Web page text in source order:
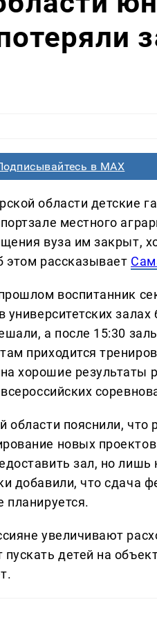
в MAX
области детские
местного
вуза им закрыт,
этом рассказывает
воспитанник
а после 15:30
приходится
хорошие результаты
области пояснили, что
новых
зал, но лишь
добавили, что сдача
планируется.
увеличивают
детей на